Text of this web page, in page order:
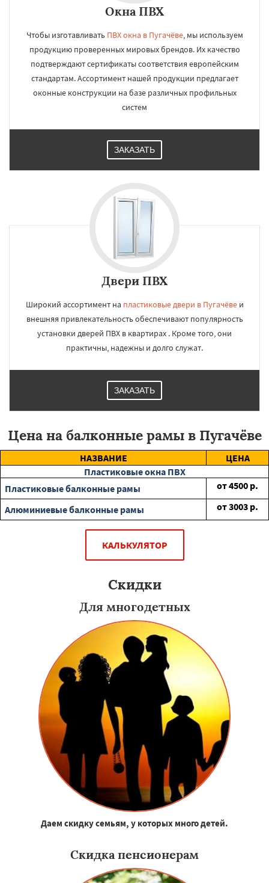
Окна ПВХ
Чтобы изготавливать ПВХ окна в Пугачёве, мы используем
продукцию проверенных мировых брендов. Их качество
подтверждают сертификаты соответствия европейским
стандартам. Ассортимент нашей продукции предлагает
оконные конструкции на базе различных профильных
систем
ЗАКАЗАТЬ
Двери ПВХ
Широкий ассортимент на пластиковые двери в Пугачёвеи
внешняя привлекательность обеспечивают популярность
установки дверей ПВХ в квартирах . Кроме того, они
практичны, надежны и долго служат.
ЗАКАЗАТЬ
Цена на балконные рамы в Пугачёве
НАЗВАНИЕ
ЦЕНА
Пластиковые окна ПВХ
Пластиковые балконные рамы
от4500 р.
Алюминиевые балконные рамы
от3003 р.
КАЛЬКУЛЯТОР
Скидки
Для многодетных
Даем скидку семьям, у которых много детей.
Скидка пенсионерам